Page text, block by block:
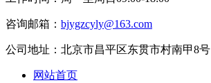
咨询邮箱： bjygzcyly@163.com
公司地址：北京市昌平区东贯市村南甲8号
网站首页